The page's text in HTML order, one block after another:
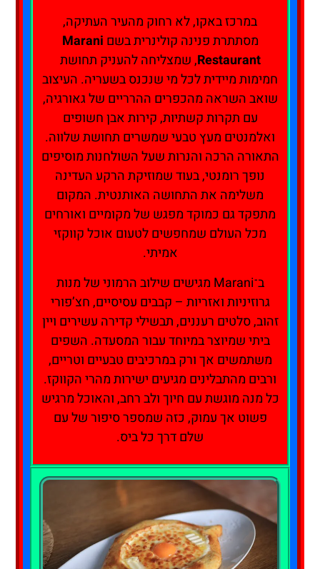
במרכז באקו, לא רחוק מהעיר העתיקה,
מסתתרת פנינה קולינרית בשם Marani
Restaurant, שמצליחה להעניק תחושת
חמימות מיידית לכל מי שנכנס בשעריה. העיצוב
שואב השראה מהכפרים ההרריים של גאורגיה,
עם תקרות קשתיות, קירות אבן חשופים
ואלמנטים מעץ טבעי שמשרים תחושת שלווה.
התאורה הרכה והנרות שעל השולחנות מוסיפים
נופך רומנטי, בעוד שמוזיקת הרקע העדינה
משלימה את התחושה האותנטית. המקום
מתפקד גם כמוקד מפגש של מקומיים ואורחים
מכל העולם שמחפשים לטעום אוכל קווקזי
אמיתי.
ב־Marani מגישים שילוב הרמוני של מנות
גרוזיניות ואזריות – קבבים עסיסיים, חצ’פורי
זהוב, סלטים רעננים, תבשילי קדירה עשירים ויין
ביתי שמיוצר במיוחד עבור המסעדה. השפים
משתמשים אך ורק במרכיבים טבעיים וטריים,
ורבים מהתבלינים מגיעים ישירות מהרי הקווקז.
כל מנה מוגשת עם חיוך ולב רחב, והאוכל מרגיש
פשוט אך עמוק, כזה שמספר סיפור של עם
שלם דרך כל ביס.